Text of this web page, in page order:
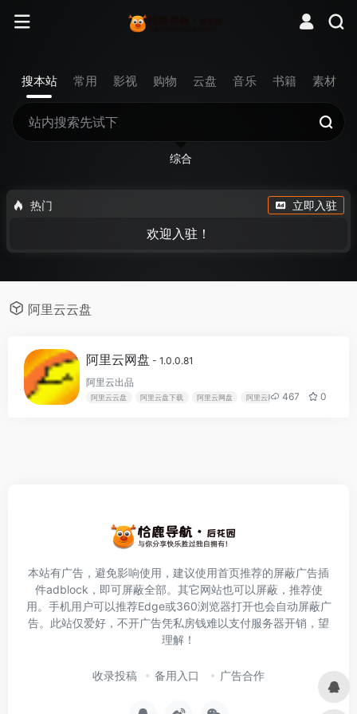
搜本站 常用 影视 购物 云盘 音乐 书籍 素材
综合
热门 立即入驻
欢迎入驻！
阿里云云盘
阿里云网盘 - 1.0.0.81
阿里云出品
阿里云云盘 阿里云盘下载 阿里云网盘 阿里云网盘登录
467 0
本站有广告，避免影响使用，建议使用首页推荐的屏蔽广告插
件adblock ，即可屏蔽全部。其它网站也可以屏蔽，推荐使
用。手机用户可以推荐Edge或360浏览器打开也会自动屏蔽广
告。此站仅爱好，不开广告凭私房钱难以支付服务器开销，望
理解！
收录投稿 备用入口 广告合作